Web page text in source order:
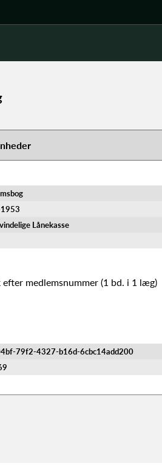
Lånekasse
medlemsnummer (1 bd. i 1 læg)
79f2-4327-b16d-6cbc14add200